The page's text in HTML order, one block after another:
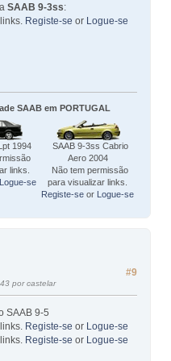
SAAB 9-3ss:
Registe-se or Logue-se
SAAB em PORTUGAL
1994
links.
Logue-se
SAAB 9-3ss Cabrio
Aero 2004
Não tem permissão
para visualizar links.
Registe-se or Logue-se
#9
por castelar
SAAB 9-5
Registe-se or Logue-se
Registe-se or Logue-se